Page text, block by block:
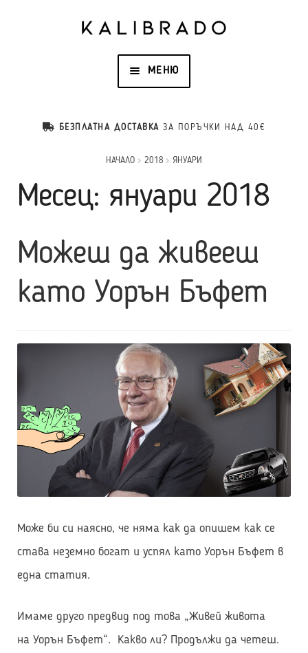
МЕНЮ
ПРОДУКТИ
ОТЗИВИ
НАШАТА ИСТОРИЯ
КОНТАКТИ
БЕЗПЛАТНА ДОСТАВКА ЗА ПОРЪЧКИ НАД 40€
НАЧАЛО 2018 ЯНУАРИ
Месец: януари 2018
Можеш да живееш
като Уорън Бъфет
Може би си наясно, че няма как да опишем как се
става неземно богат и успял като Уорън Бъфет в
една статия.
Имаме друго предвид под това „Живей живота
на Уорън Бъфет“. Какво ли? Продължи да четеш.